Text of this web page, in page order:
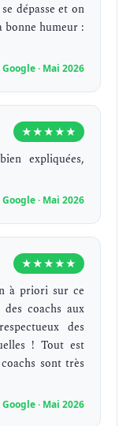
dépasse et on
bonne humeur :
Google · Mai 2026
★★★★★
expliquées,
Google · Mai 2026
★★★★★
à priori sur ce
coachs aux
des
! Tout est
sont très
Google · Mai 2026